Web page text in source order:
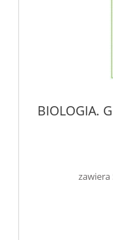
BIOLOGIA.
zawiera